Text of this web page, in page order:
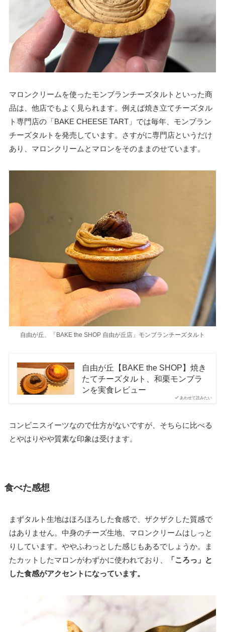
マロンクリームを使ったモンブランチーズタルトといった商
品は、他店でもよく見られます。例えば焼き立てチーズタル
ト専門店の「BAKE CHEESE TART」では毎年、モンブラン
チーズタルトを発売しています。さすがに専門店というだけ
あり、マロンクリームとマロンをそのままのせています。
自由が丘、「BAKE the SHOP 自由が丘店」モンブランチーズタルト
あわせて読みたい
自由が丘【BAKE the SHOP】焼き
たてチーズタルト、和栗モンブラ
ンを実食レビュー
コンビニスイーツなので仕方がないですが、そちらに比べる
とやはりやや質素な印象は受けます。
食べた感想
まずタルト生地はほろほろした食感で、ザクザクした質感で
はありません。中身のチーズ生地、マロンクリームはしっと
りしています。ややふわっとした感じもあるでしょうか。ま
たカットしたマロンがわずかに使われており、
「ころっ」と
した食感がアクセントになっています。